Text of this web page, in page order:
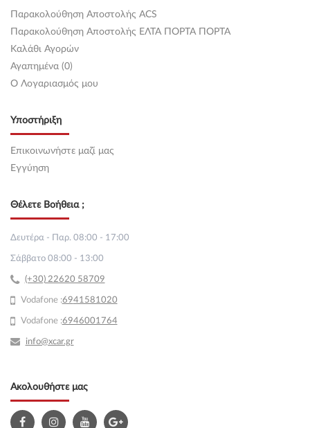
Παρακολούθηση Αποστολής ACS
Παρακολούθηση Αποστολής ΕΛΤΑ ΠΟΡΤΑ ΠΟΡΤΑ
Καλάθι Αγορών
Αγαπημένα (0)
O Λογαριασμός μου
Υποστήριξη
Επικοινωνήστε μαζί μας
Εγγύηση
Θέλετε Βοήθεια ;
Δευτέρα - Παρ. 08:00 - 17:00
Σάββατο 08:00 - 13:00
(+30) 22620 58709
Vodafone :6941581020
Vodafone :6946001764
info@xcar.gr
Ακολουθήστε μας